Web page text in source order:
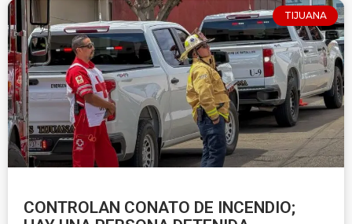
TIJUANA
CONTROLAN CONATO DE INCENDIO;